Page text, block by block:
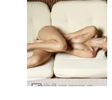
एंगेली का पहला सत्र #30